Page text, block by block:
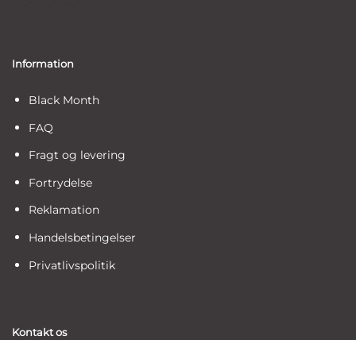
Information
Black Month
FAQ
Fragt og levering
Fortrydelse
Reklamation
Handelsbetingelser
Privatlivspolitik
Kontakt os